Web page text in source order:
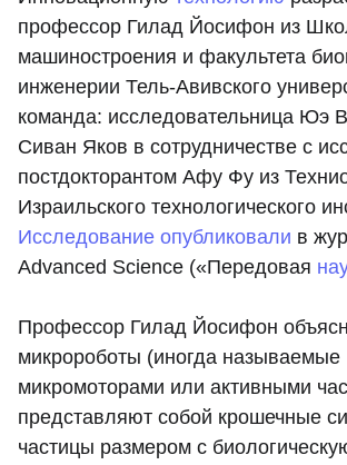
профессор Гилад Йосифон из
машиностроения и факультета
инженерии Тель-Авивского
команда: исследовательница Юэ
Сиван Яков в сотрудничестве с
постдокторантом Афу Фу из
Израильского технологического
Исследование опубликовали в
Advanced Science («Передовая
Профессор Гилад Йосифон
микророботы (иногда называемые
микромоторами или активными
представляют собой крошечные
частицы размером с